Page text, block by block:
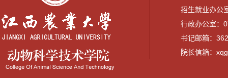
招生就业办公
行政办公室：
书记邮箱：
院长信箱：